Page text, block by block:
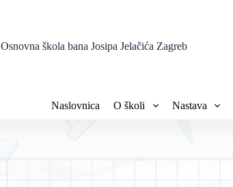
Osnovna škola bana Josipa Jelačića Zagreb
Naslovnica O školi Nastava